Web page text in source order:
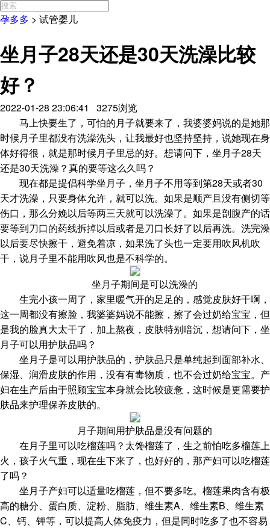
孕多多 > 试管婴儿
坐月子28天还是30天洗澡比较
好？
2022-01-28 23:06:41 3275浏览
马上快要生了，可怕的月子就要来了，我婆婆妈说的是她那
时候月子里都没有洗澡洗头，让我最好也坚持坚持，说她现在身
体好得很，就是那时候月子里忌的好。想请问下，坐月子28天
还是30天洗澡？真的要等这么久吗？
现在都是提倡科学坐月子，坐月子不用等到第28天或者30
天才洗澡，只要身体允许，就可以洗。如果是顺产且没有侧切等
伤口，那么分娩以后等两三天就可以洗澡了。如果是剖腹产的话
要等到刀口的药线拆掉以后或者是刀口长好了以后再洗。洗完澡
以后要尽快擦干，避免着凉，如果洗了头也一定要用吹风机吹
干，说月子里不能用吹风也是不科学的。
坐月子期间是可以洗澡的
生完小孩一周了，家里暖气开的足足的，感觉皮肤好干啊，
这一周都没有擦脸，我婆婆妈说不能擦，擦了会过奶给宝宝，但
是我的脸真大太干了，加上熬夜，皮肤特别暗沉，想请问下，坐
月子可以用护肤品吗？
坐月子是可以用护肤品的，护肤品只是单纯起到面部补水、
保湿、润滑皮肤的作用，没有有毒物质，也不会过奶给宝宝。产
妇在生产后由于照顾宝宝本身就会比较疲惫，这时候是更需要护
肤品来护理保养皮肤的。
月子期间用护肤品是没有问题的
在月子里可以吃榴莲吗？太馋榴莲了，生之前怕吃多榴莲上
火，孩子火气重，现在生下来了，也好好的，那产妇可以吃榴莲
了吗？
坐月子产妇可以适量吃榴莲，但不要多吃。榴莲果肉含有极
高的糖分、蛋白质、淀粉、脂肪、维生素A、维生素B、维生素
C、钙、钾等，可以提高人体免疫力，但是同时吃多了也不容易